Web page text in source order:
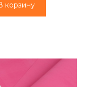
корзину